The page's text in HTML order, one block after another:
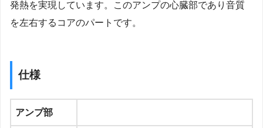
発熱を実現しています。このアンプの心臓部であり音質
を左右するコアのパートです。
仕様
アンプ部